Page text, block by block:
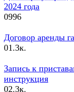
2024 года
0996
Договор аренды
01.3к.
Запись к
инструкция
02.3к.